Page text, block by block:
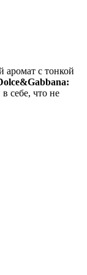
аромат с тонкой
себе, что не